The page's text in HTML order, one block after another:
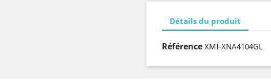
Détails du produit
Référence XMI-XNA4104GL